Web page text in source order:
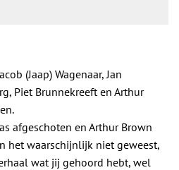
(Jaap) Wagenaar, Jan
Piet Brunnekreeft en Arthur
afgeschoten en Arthur Brown
het waarschijnlijk niet geweest,
wat jij gehoord hebt, wel